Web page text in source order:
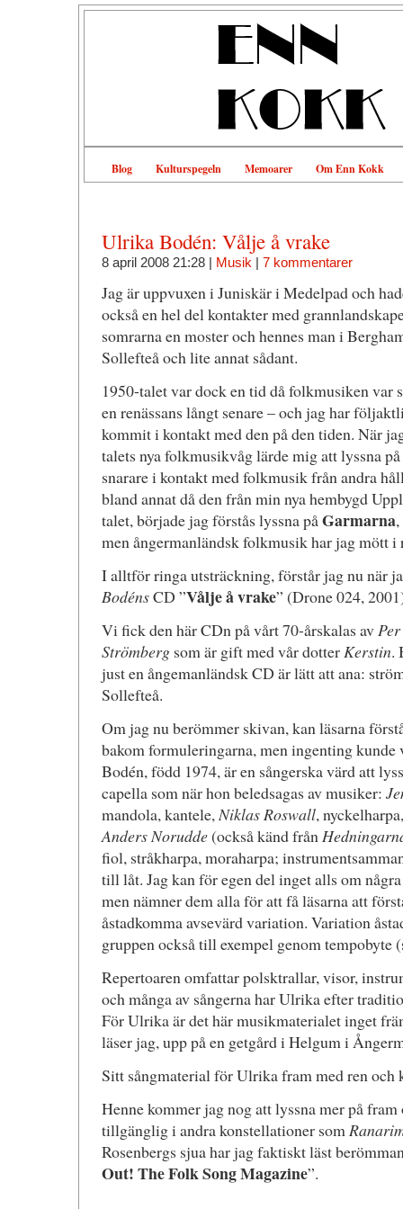
Blog Kulturspegeln Memoarer Om Enn Kokk
Ulrika Bodén: Vålje å vrake
8 april 2008 21:28 | Musik | 7 kommentarer
Jag är uppvuxen i Juniskär i Medelpad och
också en hel del kontakter med
somrarna en moster och hennes man i
Sollefteå och lite annat sådant.
1950-talet var dock en tid då folkmusiken var
en renässans långt senare – och jag har
kommit i kontakt med den på den tiden. När
talets nya folkmusikvåg lärde mig att lyssna
snarare i kontakt med folkmusik från andra
bland annat då den från min nya hembygd
talet, började jag förstås lyssna påGarmarna,
men ångermanländsk folkmusik har jag mött
I alltför ringa utsträckning, förstår jag nu när
BodénsCD ”Vålje å vrake” (Drone 024,
Vi fick den här CDn på vårt 70-årskalas av
Strömbergsom är gift med vår dotterKerstin.
just en ångemanländsk CD är lätt att ana:
Sollefteå.
Om jag nu berömmer skivan, kan läsarna
bakom formuleringarna, men ingenting
Bodén, född 1974, är en sångerska värd att
capella som när hon beledsagas av musiker:
mandola, kantele,Niklas Roswall,
Anders Norudde(också känd från
fiol, stråkharpa, moraharpa;
till låt. Jag kan för egen del inget alls om
men nämner dem alla för att få läsarna att
åstadkomma avsevärd variation. Variation
gruppen också till exempel genom tempobyte
Repertoaren omfattar polsktrallar, visor,
och många av sångerna har Ulrika efter
För Ulrika är det här musikmaterialet inget
läser jag, upp på en getgård i Helgum i
Sitt sångmaterial för Ulrika fram med ren och
Henne kommer jag nog att lyssna mer på
tillgänglig i andra konstellationer som
Rosenbergs sjua har jag faktiskt läst
Out! The Folk Song Magazine”.